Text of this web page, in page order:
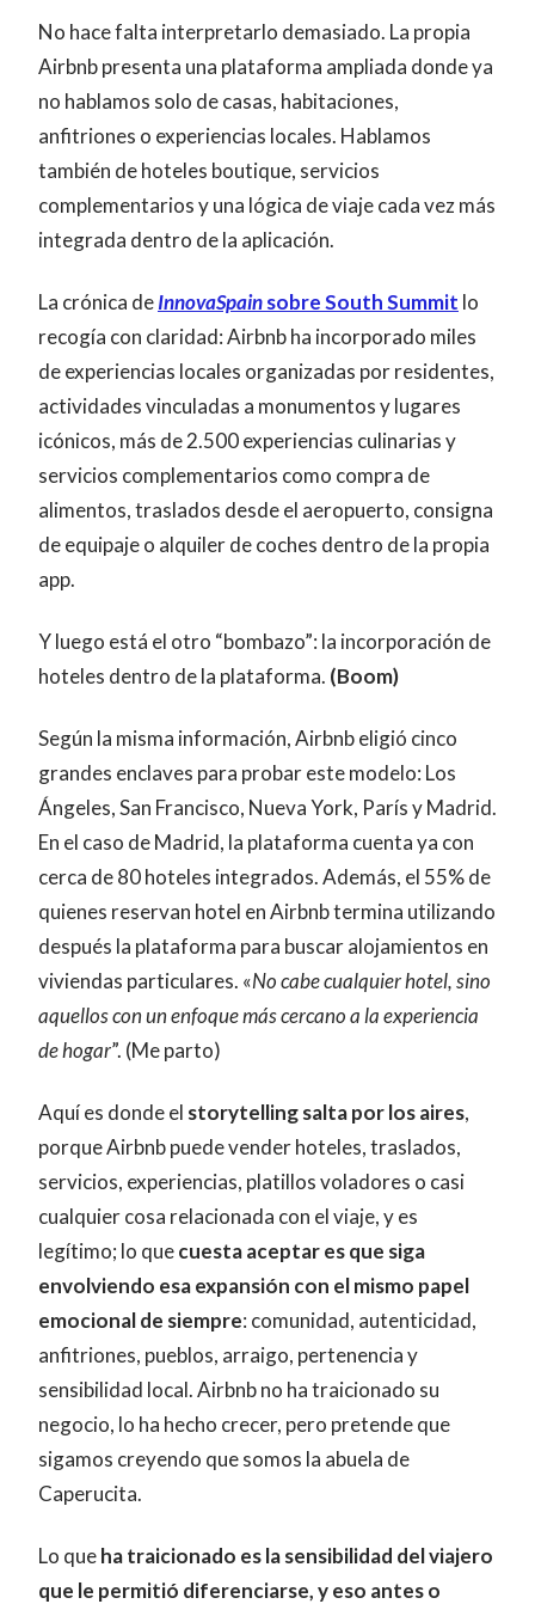
No hace falta interpretarlo demasiado. La propia
Airbnb presenta una plataforma ampliada donde ya
no hablamos solo de casas, habitaciones,
anfitriones o experiencias locales. Hablamos
también de hoteles boutique, servicios
complementarios y una lógica de viaje cada vez más
integrada dentro de la aplicación.
La crónica deInnovaSpainsobre South Summit lo
recogía con claridad: Airbnb ha incorporado miles
de experiencias locales organizadas por residentes,
actividades vinculadas a monumentos y lugares
icónicos, más de 2.500 experiencias culinarias y
servicios complementarios como compra de
alimentos, traslados desde el aeropuerto, consigna
de equipaje o alquiler de coches dentro de la propia
app.
Y luego está el otro “bombazo”: la incorporación de
hoteles dentro de la plataforma. (Boom)
Según la misma información, Airbnb eligió cinco
grandes enclaves para probar este modelo: Los
Ángeles, San Francisco, Nueva York, París y Madrid.
En el caso de Madrid, la plataforma cuenta ya con
cerca de 80 hoteles integrados. Además, el 55% de
quienes reservan hotel en Airbnb termina utilizando
después la plataforma para buscar alojamientos en
viviendas particulares. «No cabe cualquier hotel, sino
aquellos con un enfoque más cercano a la experiencia
de hogar”. (Me parto)
Aquí es donde el storytelling salta por los aires,
porque Airbnb puede vender hoteles, traslados,
servicios, experiencias, platillos voladores o casi
cualquier cosa relacionada con el viaje, y es
legítimo; lo quecuesta aceptar es que siga
envolviendo esa expansión con el mismo papel
emocional de siempre: comunidad, autenticidad,
anfitriones, pueblos, arraigo, pertenencia y
sensibilidad local. Airbnb no ha traicionado su
negocio, lo ha hecho crecer, pero pretende que
sigamos creyendo que somos la abuela de
Caperucita.
Lo queha traicionado es la sensibilidad del viajero
que le permitió diferenciarse, y eso antes o